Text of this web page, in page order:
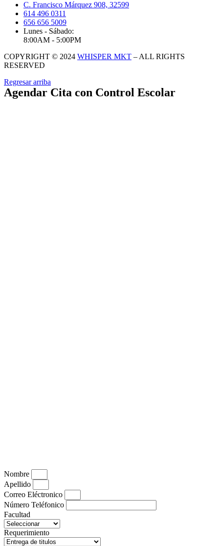
C. Francisco Márquez 908, 32599
614 496 0311
656 656 5009
Lunes - Sábado:
8:00AM - 5:00PM
COPYRIGHT © 2024 WHISPER MKT – ALL RIGHTS
RESERVED
Regresar arriba
Agendar Cita con Control Escolar
Nombre
Apellido
Correo Eléctronico
Número Teléfonico
Facultad
Requerimiento